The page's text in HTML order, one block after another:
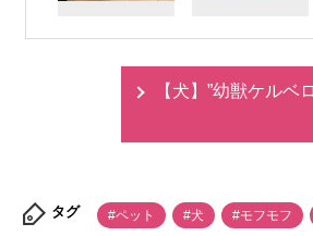
【犬】”幼獣ケル
タグ #ペット #犬 #モフモフ